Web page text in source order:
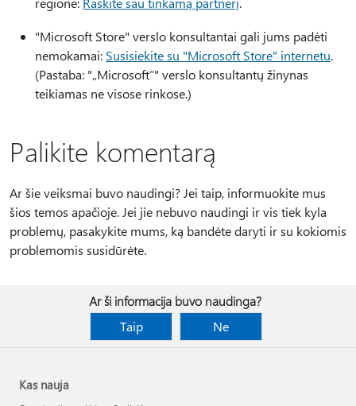
"Microsoft Store" verslo konsultantai gali jums padėti
nemokamai: Susisiekite su "Microsoft Store" internetu.
(Pastaba: "„Microsoft“" verslo konsultantų žinynas
teikiamas ne visose rinkose.)
Palikite komentarą
Ar šie veiksmai buvo naudingi? Jei taip, informuokite mus
šios temos apačioje. Jei jie nebuvo naudingi ir vis tiek kyla
problemų, pasakykite mums, ką bandėte daryti ir su kokiomis
problemomis susidūrėte.
Ar ši informacija buvo naudinga?
Taip
Ne
Kas nauja